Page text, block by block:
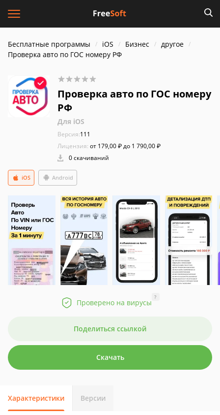
Бесплатные программы iOS Бизнес
другое
Проверка авто по ГОС номеру РФ
Проверка авто по ГОС номеру
РФ
Для iOS
Версия:111
Лицензия: от 179,00 ₽ до 1 790,00 ₽
0 скачиваний
Android
iOS
Проверено на вирусы
?
Поделиться ссылкой
Скачать
Характеристики Версии